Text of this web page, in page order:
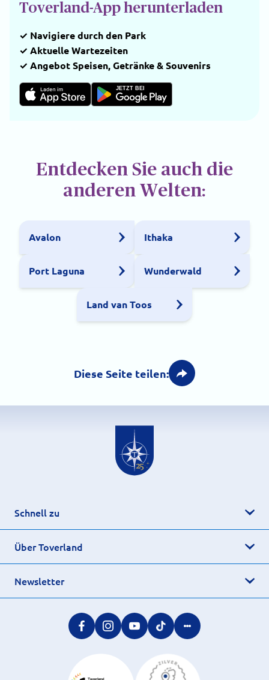
Toverland-App herunterladen
✓ Navigiere durch den Park
✓ Aktuelle Wartezeiten
✓ Angebot Speisen, Getränke & Souvenirs
JETZT BEI
Entdecken Sie auch die
anderen Welten:
Avalon Ithaka
Port Laguna Wunderwald
Land van Toos
Diese Seite teilen:
Schnell zu
Über Toverland
Newsletter